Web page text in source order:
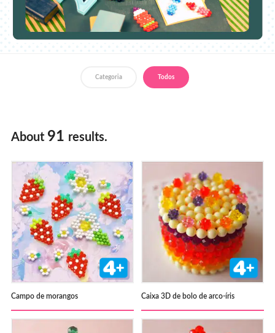
Para os Pais
Categoria Todos
About 91 results.
Campo de morangos Caixa 3D de bolo de arco-íris